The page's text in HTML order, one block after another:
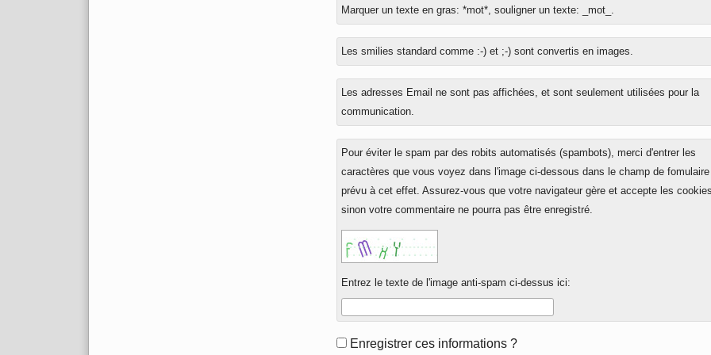
En
réponse
à
Marquer un texte en gras: *mot*, souligner un texte: _mot_.
Les smilies standard comme :-) et ;-) sont convertis en images.
Les adresses Email ne sont pas affichées, et sont seulement utilisées pour la
communication.
Pour éviter le spam par des robits automatisés (spambots), merci d'entrer les
caractères que vous voyez dans l'image ci-dessous dans le champ de fomulaire
prévu à cet effet. Assurez-vous que votre navigateur gère et accepte les
sinon votre commentaire ne pourra pas être enregistré.
Entrez le texte de l'image anti-spam ci-dessus ici:
FormEnregistrer ces informations ?